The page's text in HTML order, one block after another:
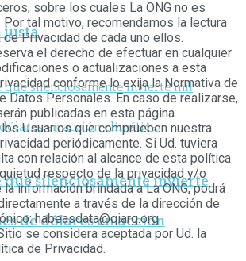
justa
que silenciosamente invierte
de dólares en acción
sobre los cuales La ONG no es
tal motivo, recomendamos la lectura
Privacidad de cada uno ellos.
el derecho de efectuar en cualquier
o actualizaciones a esta
conforme lo exija la Normativa de
Datos Personales. En caso de realizarse,
publicadas en esta página.
Usuarios que comprueben nuestra
periódicamente. Si Ud. tuviera
con relación al alcance de esta política
respecto de la privacidad y/o
información brindada a La ONG, podrá
a través de la dirección de
habeasdata@qiarg.org
se considera aceptada por Ud. la
de Privacidad.